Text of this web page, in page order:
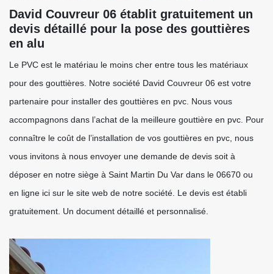
David Couvreur 06 établit gratuitement un
devis détaillé pour la pose des gouttières
en alu
Le PVC est le matériau le moins cher entre tous les matériaux
pour des gouttières. Notre société David Couvreur 06 est votre
partenaire pour installer des gouttières en pvc. Nous vous
accompagnons dans l’achat de la meilleure gouttière en pvc. Pour
connaître le coût de l’installation de vos gouttières en pvc, nous
vous invitons à nous envoyer une demande de devis soit à
déposer en notre siège à Saint Martin Du Var dans le 06670 ou
en ligne ici sur le site web de notre société. Le devis est établi
gratuitement. Un document détaillé et personnalisé.